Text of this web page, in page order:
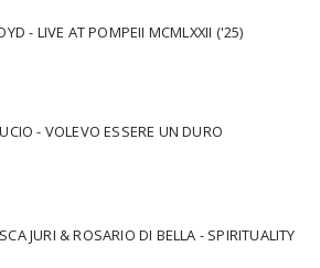
- LIVE AT POMPEII MCMLXXII ('25)
- VOLEVO ESSERE UN DURO
JURI & ROSARIO DI BELLA - SPIRITUALITY